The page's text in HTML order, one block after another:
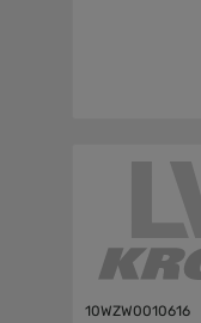
10WZW0010616